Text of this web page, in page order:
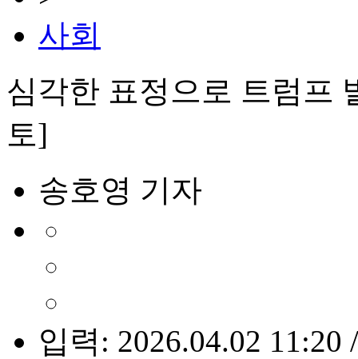
사회
심각한 표정으로 트럼프
토]
송호영 기자
입력: 2026.04.02 11:20